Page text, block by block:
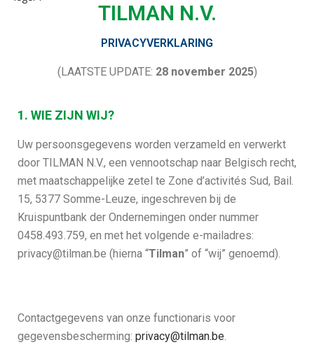
TILMAN N.V.
PRIVACYVERKLARING
(LAATSTE UPDATE: 28 november 2025)
1. WIE ZIJN WIJ?
Uw persoonsgegevens worden verzameld en verwerkt
door TILMAN N.V., een vennootschap naar Belgisch recht,
met maatschappelijke zetel te Zone d’activités Sud, Bail.
15, 5377 Somme-Leuze, ingeschreven bij de
Kruispuntbank der Ondernemingen onder nummer
0458.493.759, en met het volgende e-mailadres:
privacy@tilman.be (hierna “Tilman” of “wij” genoemd).
Contactgegevens van onze functionaris voor
gegevensbescherming: privacy@tilman.be.